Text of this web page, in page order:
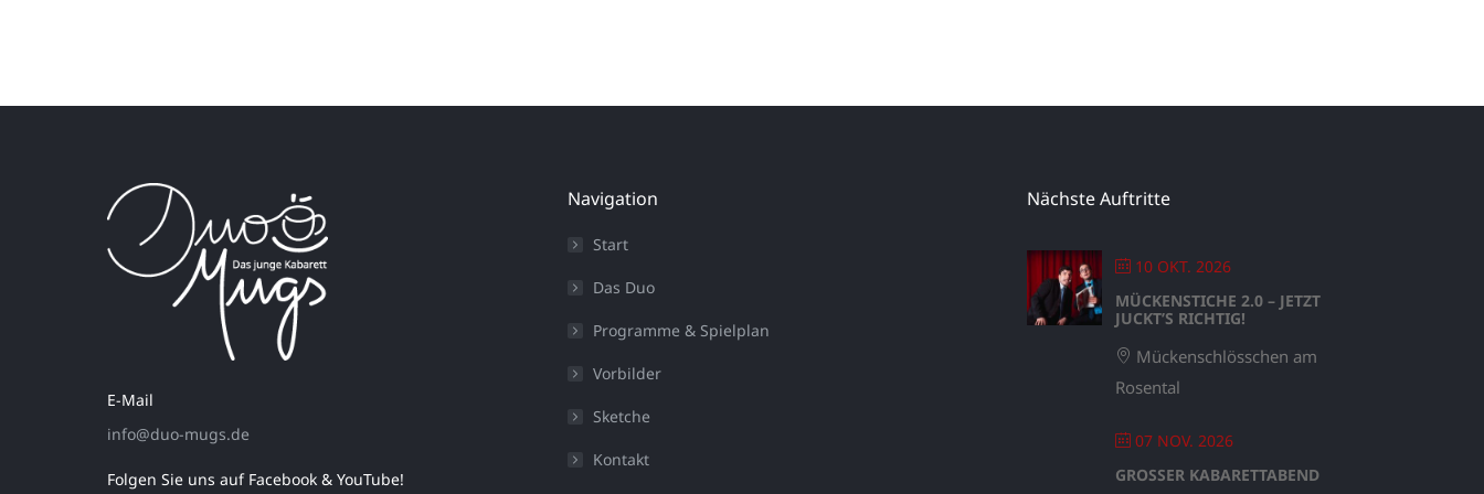
E-Mail
info@duo-mugs.de
Folgen Sie uns auf Facebook & YouTube!
Navigation
Start
Das Duo
Programme & Spielplan
Vorbilder
Sketche
Kontakt
Nächste Auftritte
10 OKT. 2026
MÜCKENSTICHE 2.0 – JETZT
JUCKT’S RICHTIG!
Mückenschlösschen am
Rosental
07 NOV. 2026
GROSSER KABARETTABEND